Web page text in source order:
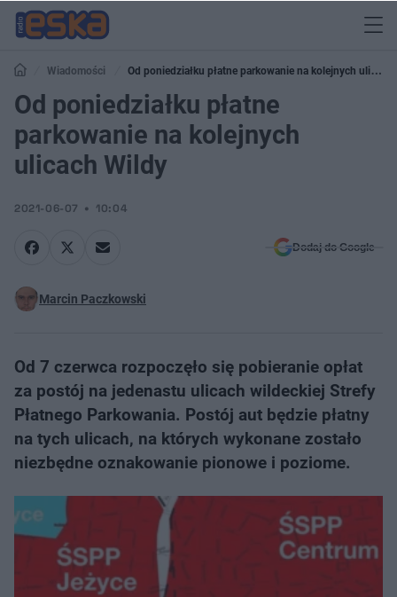
Wiadomości
Od poniedziałku płatne parkowanie na kolejnych ulicach
Wildy
Od poniedziałku płatne
parkowanie na kolejnych
ulicach Wildy
2021-06-07 10:04
Dodaj do Google
Marcin Paczkowski
Od 7 czerwca rozpoczęło się pobieranie opłat
za postój na jedenastu ulicach wildeckiej Strefy
Płatnego Parkowania. Postój aut będzie płatny
na tych ulicach, na których wykonane zostało
niezbędne oznakowanie pionowe i poziome.​